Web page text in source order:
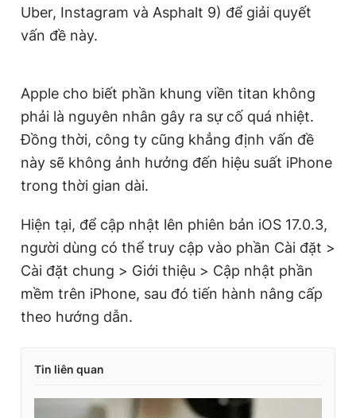
Uber, Instagram và Asphalt 9) để giải quyết
vấn đề này.
Apple cho biết phần khung viền titan không
phải là nguyên nhân gây ra sự cố quá nhiệt.
Đồng thời, công ty cũng khẳng định vấn đề
này sẽ không ảnh hưởng đến hiệu suất iPhone
trong thời gian dài.
Hiện tại, để cập nhật lên phiên bản iOS 17.0.3,
người dùng có thể truy cập vào phần Cài đặt >
Cài đặt chung > Giới thiệu > Cập nhật phần
mềm trên iPhone, sau đó tiến hành nâng cấp
theo hướng dẫn.
Tin liên quan